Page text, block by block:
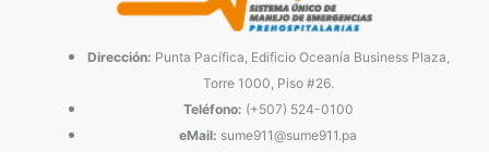
Dirección: Punta Pacífica, Edificio Oceanía Business Plaza,
Torre 1000, Piso #26.
Teléfono: (+507) 524-0100
eMail: sume911@sume911.pa